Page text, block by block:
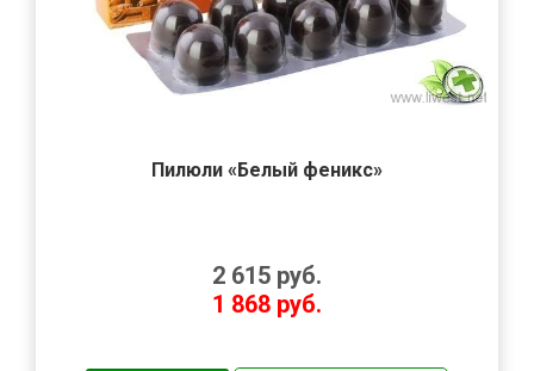
Пилюли «Белый феникс»
2 615 руб.
1 868 руб.